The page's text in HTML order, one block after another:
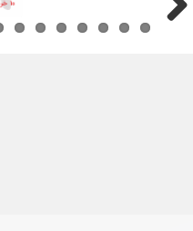
۱۰ خرداد ۰۵